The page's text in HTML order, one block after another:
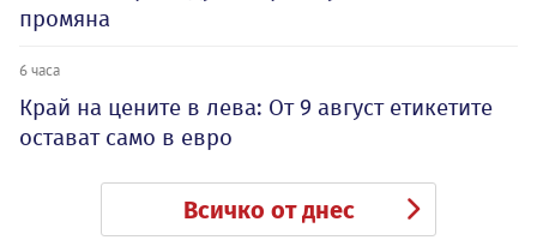
промяна
6 часа
Край на цените в лева: От 9 август етикетите
остават само в евро
Всичко от днес